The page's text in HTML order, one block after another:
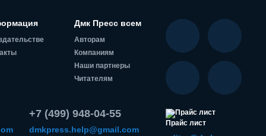
Дмк Пресс всем
Авторам
Компаниям
Наши партнеры
Читателям
+7 (499) 948-04-55
dmkpress.help@gmail.com
Прайс лист